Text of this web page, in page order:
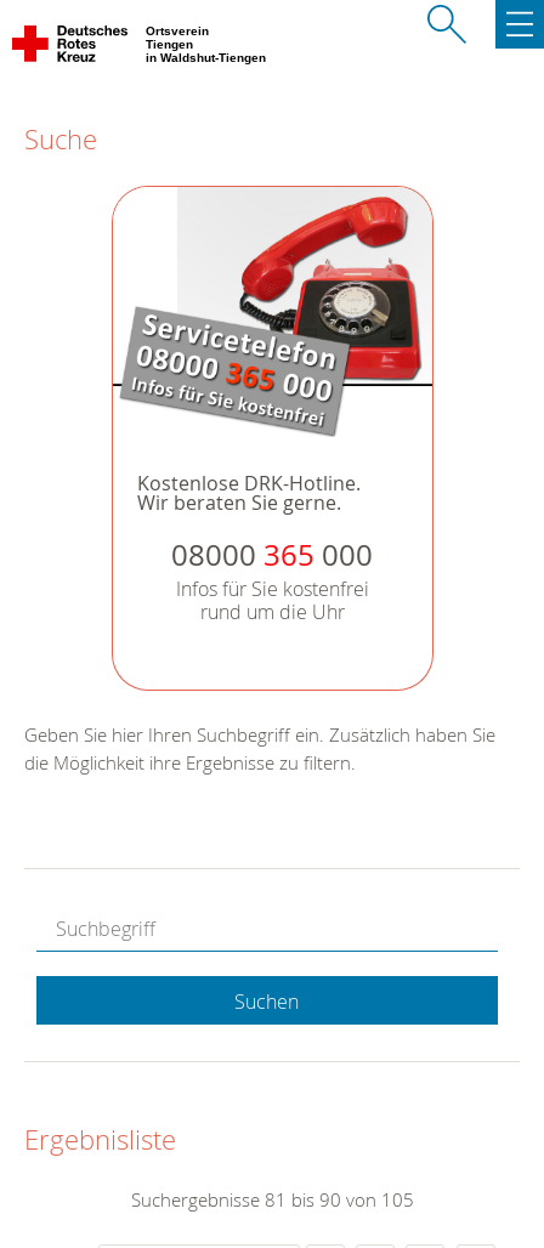
Ortsverein
Tiengen
in Waldshut-Tiengen
Suche
Kostenlose DRK-Hotline.
Wir beraten Sie gerne.
08000 365 000
Infos für Sie kostenfrei
rund um die Uhr
Geben Sie hier Ihren Suchbegriff ein. Zusätzlich haben Sie
die Möglichkeit ihre Ergebnisse zu filtern.
Suchen
Ergebnisliste
Suchergebnisse 81 bis 90 von 105